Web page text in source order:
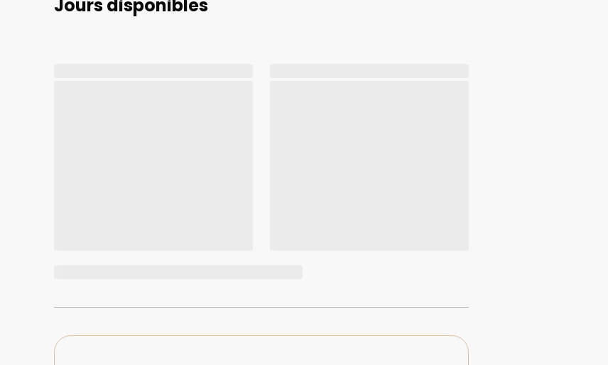
Jours disponibles